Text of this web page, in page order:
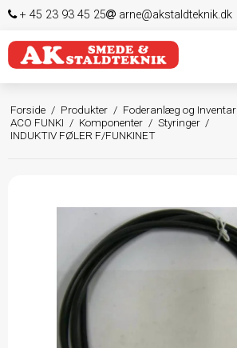
+ 45 23 93 45 25 arne@akstaldteknik.dk
Forside / Produkter / Foderanlæg og Inventar
ACO FUNKI / Komponenter / Styringer /
INDUKTIV FØLER F/FUNKINET